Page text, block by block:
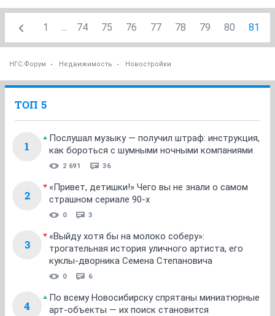
1 ... 74 75 76 77 78 79 80 81
НГС.Форум Недвижимость Новостройки
ТОП 5
1
Послушал музыку — получил штраф: инструкция,
как бороться с шумными ночными компаниями
2 691 36
2
«Привет, детишки!» Чего вы не знали о самом
страшном сериале 90-х
0 3
3
«Выйду хотя бы на молоко соберу»:
трогательная история уличного артиста, его
куклы-дворника Семена Степановича
0 6
4
По всему Новосибирску спрятаны миниатюрные
арт-объекты — их поиск становится